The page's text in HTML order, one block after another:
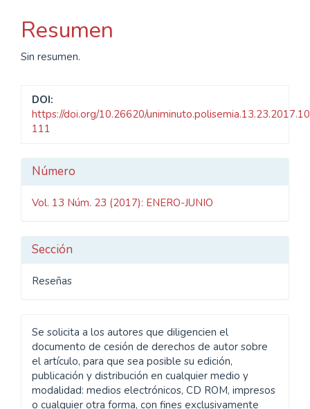
del
artículo
Resumen
Sin resumen.
DOI:
https://doi.org/10.26620/
111
Detalles
del
Número
Vol. 13 Núm. 23 (2017): ENERO-JUNIO
Sección
Reseñas
Se solicita a los autores que diligencien el
documento de cesión de derechos de autor sobre
el artículo, para que sea posible su edición,
publicación y distribución en cualquier medio y
modalidad: medios electrónicos, CD ROM, impresos
o cualquier otra forma, con fines exclusivamente